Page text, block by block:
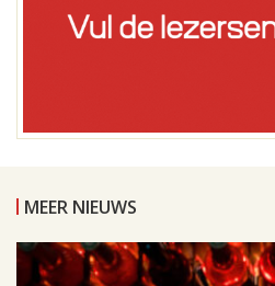
MEER NIEUWS